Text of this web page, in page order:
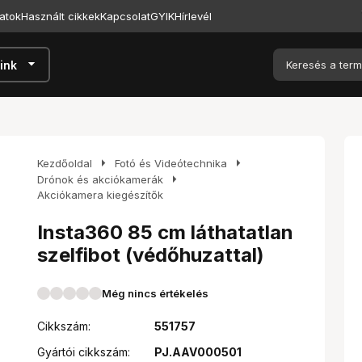
Használt cikkekKapcsolatGYIKHírlevél
arrow_drop_down
Kezdőoldal arrow_right Fotó és Videótechnika arrow_right
Drónok és akciókamerák arrow_right
Akciókamera kiegészítők
Insta360 85 cm láthatatlan
szelfibot (védőhuzattal)
Még nincs értékelés
Cikkszám:
551757
Gyártói cikkszám:
PJ.AAV000501